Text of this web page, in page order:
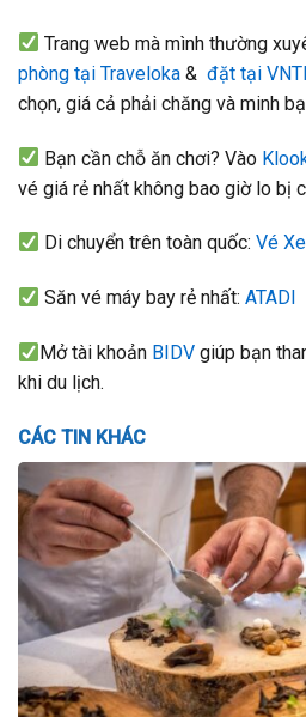
Trang web mà mình thường
phòng tại Traveloka & đặt tại
chọn, giá cả phải chăng và minh
Bạn cần chỗ ăn chơi? Vào
vé giá rẻ nhất không bao giờ lo bị
Di chuyển trên toàn quốc:Vé
Săn vé máy bay rẻ nhất:ATADI
Mở tài khoản BIDV giúp bạn
khi du lịch.
CÁC TIN KHÁC